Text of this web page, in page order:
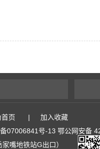
页 |
加入收藏
07006841号-13 鄂公网安备
嘴地铁站G出口）